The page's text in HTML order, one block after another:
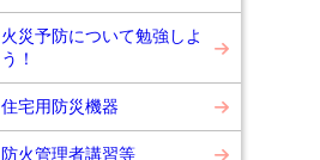
火災予防について勉強しよ
う！
住宅用防災機器
防火管理者講習等